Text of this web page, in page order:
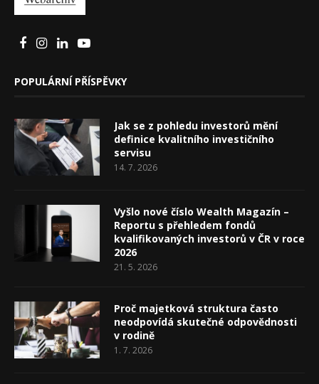
POPULÁRNÍ PŘÍSPĚVKY
Jak se z pohledu investorů mění
definice kvalitního investičního
servisu
14. 7. 2026
Vyšlo nové číslo Wealth Magazín –
Reportu s přehledem fondů
kvalifikovaných investorů v ČR v roce
2026
21. 5. 2026
Proč majetková struktura často
neodpovídá skutečné odpovědnosti
v rodině
1. 7. 2026